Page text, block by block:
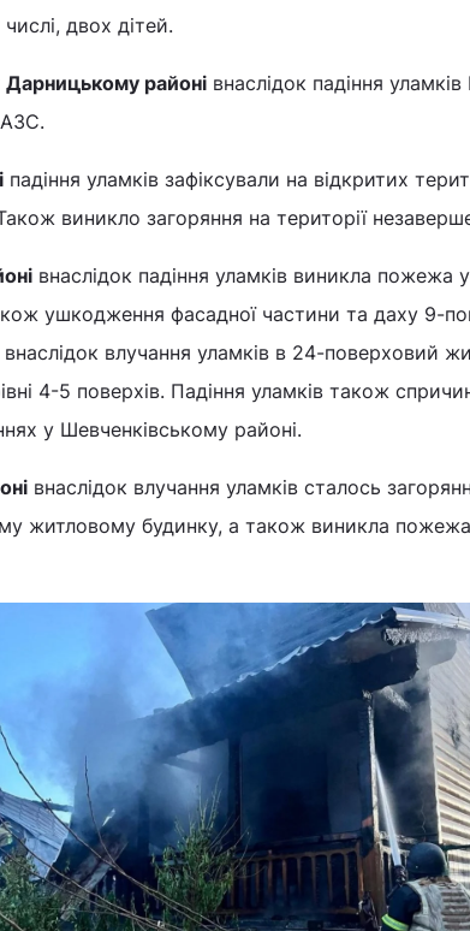
двох дітей.
Дарницькому районі внаслідок падіння
АЗС.
падіння уламків зафіксували на відкритих
виникло загоряння на території
внаслідок падіння уламків виникла пожежа
ушкодження фасадної частини та даху 9-
влучання уламків в 24-поверховий
4-5 поверхів. Падіння уламків також
у Шевченківському районі.
внаслідок влучання уламків сталось
житловому будинку, а також виникла пожежа